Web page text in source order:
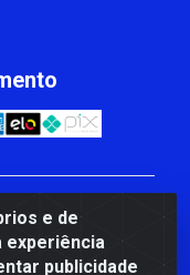
e de
experiência
publicidade
Matriz - av
, Cachoeiro
310 - CNPJ